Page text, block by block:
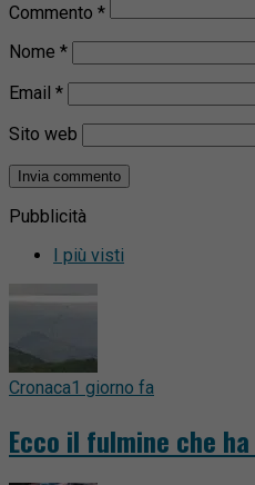
Commento *
Nome *
Email *
Sito web
Pubblicità
I più visti
Cronaca1 giorno fa
Ecco il fulmine che